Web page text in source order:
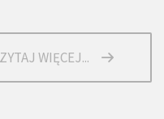
WIĘCEJ...